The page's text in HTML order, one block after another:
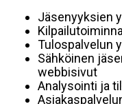
Jäsenyyksien
Tulospalvelun
Sähköinen
webbisivut
Analysointi ja